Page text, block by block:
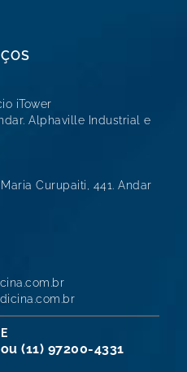
iTower
Alphaville Industrial e
Maria Curupaiti, 441. Andar
(11) 97200-4331